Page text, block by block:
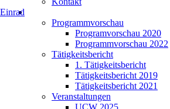
Einrad
Programmvorschau
Programvorschau 2020
Programmvorschau 2022
Tätigkeitsbericht
1. Tätigkeitsbericht
Tätigkeitsbericht 2019
Tätigkeitsbericht 2021
Veranstaltungen
UCW 2025